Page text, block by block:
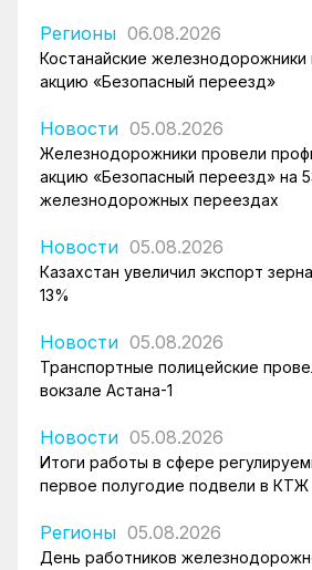
Регионы 06.08.2026
Костанайские
акцию «Безопасный переезд»
Новости 05.08.2026
Железнодорожники провели
акцию «Безопасный переезд» на
железнодорожных переездах
Новости 05.08.2026
Казахстан увеличил экспорт
13%
Новости 05.08.2026
Транспортные полицейские
вокзале Астана-1
Новости 05.08.2026
Итоги работы в сфере
первое полугодие подвели в КТЖ
Регионы 05.08.2026
День работников